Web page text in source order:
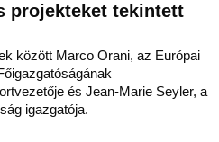
projekteket tekintett
között Marco Orani, az Európai
és Jean-Marie Seyler, a
igazgatója.